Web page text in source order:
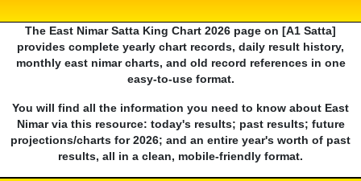
The East Nimar Satta King Chart 2026 page on [A1 Satta]
provides complete yearly chart records, daily result history,
monthly east nimar charts, and old record references in one
easy-to-use format.
You will find all the information you need to know about East
Nimar via this resource: today's results; past results; future
projections/charts for 2026; and an entire year's worth of past
results, all in a clean, mobile-friendly format.